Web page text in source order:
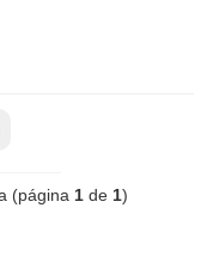
(página 1de 1)